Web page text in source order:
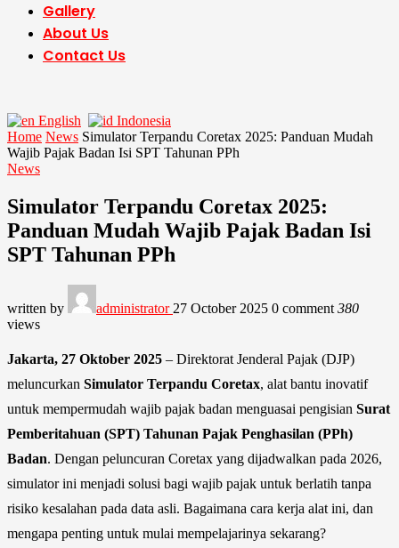
Gallery
About Us
Contact Us
English
Indonesia
Home News Simulator Terpandu Coretax 2025: Panduan Mudah
Wajib Pajak Badan Isi SPT Tahunan PPh
News
Simulator Terpandu Coretax 2025:
Panduan Mudah Wajib Pajak Badan Isi
SPT Tahunan PPh
written by administrator 27 October 2025 0 comment 380
views
Jakarta, 27 Oktober 2025 – Direktorat Jenderal Pajak (DJP)
meluncurkan Simulator Terpandu Coretax, alat bantu inovatif
untuk mempermudah wajib pajak badan menguasai pengisian Surat
Pemberitahuan (SPT) Tahunan Pajak Penghasilan (PPh)
Badan. Dengan peluncuran Coretax yang dijadwalkan pada 2026,
simulator ini menjadi solusi bagi wajib pajak untuk berlatih tanpa
risiko kesalahan pada data asli. Bagaimana cara kerja alat ini, dan
mengapa penting untuk mulai mempelajarinya sekarang?